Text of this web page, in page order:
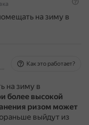
на зиму в
На основе источников, возможны неточности
Как это работает?
на зиму в
более высокой
ризом может
выйдут из